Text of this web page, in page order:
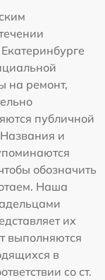
на ремонт,
публичной
и
обозначить
Наша
их
выполняются
в
со ст.